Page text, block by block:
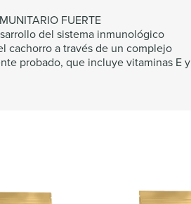
FUERTE
del sistema inmunológico
cachorro a través de un complejo
probado, que incluye vitaminas E y